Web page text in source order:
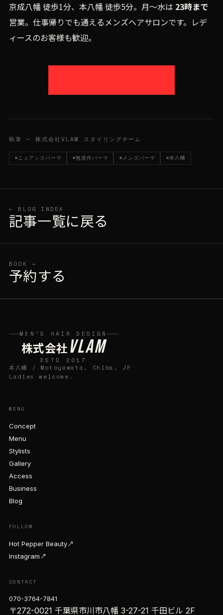
京成八幡 徒歩1分、本八幡 徒歩5分。月〜水は 23時まで
営業。仕事帰りでも通えるメンズヘアサロンです。レデ
ィースのお客様も歓迎。
執筆 — 株式会社VLAM スタイリングチーム
#ニュアンスパーマ #無造作パーマ #メンズパーマ #本八幡
← BLOG INDEX
記事一覧に戻る
BOOK →
予約する
MEN'S HAIR DESIGN
株式会社VLAM
ESTD 2017
本八幡 / Motoyawata, Chiba, JP
Ladies welcome.
MENU
Concept
Menu
Stylists
Gallery
Access
Business
Blog
FOLLOW
Hot Pepper Beauty↗
Instagram↗
CONTACT
070-3764-7841
〒272-0021 千葉県市川市八幡 3-27-21 千田ビル 2F